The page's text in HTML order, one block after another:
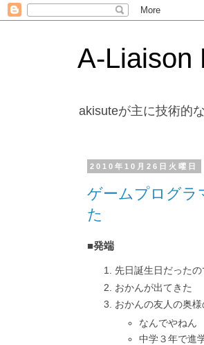
A-Liaison
akisuteが主に技術的
2010年10月26日火曜日
ゲームプログラ
た
■発端
先日誕生日だった
おかんが出てきた
おかんの友人の奥
なんでやねん
中学３年で進